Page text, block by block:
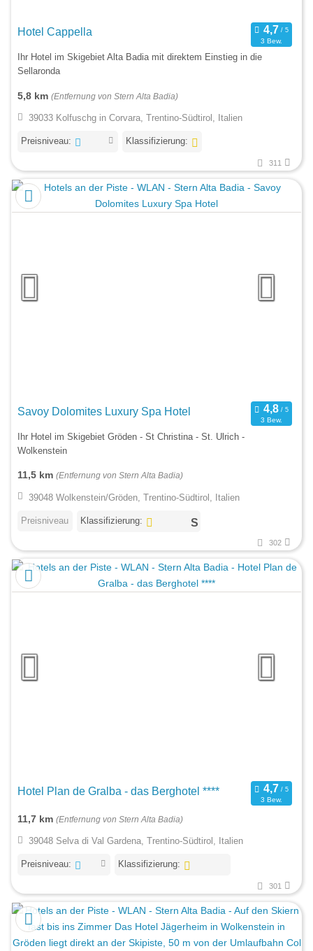
Hotel Cappella
3 Bew.
Ihr Hotel im Skigebiet Alta Badia mit direktem Einstieg in die
Sellaronda
5,8 km (Entfernung von Stern Alta Badia)
39033 Kolfuschg in Corvara, Trentino-Südtirol, Italien
Preisniveau: Klassifizierung:
311
Savoy Dolomites Luxury Spa Hotel
3 Bew.
Ihr Hotel im Skigebiet Gröden - St Christina - St. Ulrich -
Wolkenstein
11,5 km (Entfernung von Stern Alta Badia)
39048 Wolkenstein/Gröden, Trentino-Südtirol, Italien
Preisniveau Klassifizierung:
302
Hotel Plan de Gralba - das Berghotel ****
3 Bew.
11,7 km (Entfernung von Stern Alta Badia)
39048 Selva di Val Gardena, Trentino-Südtirol, Italien
Preisniveau: Klassifizierung:
301